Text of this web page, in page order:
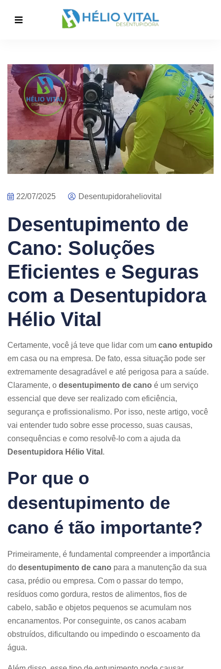
22/07/2025 Desentupidoraheliovital
Desentupimento de
Cano: Soluções
Eficientes e Seguras
com a Desentupidora
Hélio Vital
Certamente, você já teve que lidar com um cano entupido
em casa ou na empresa. De fato, essa situação pode ser
extremamente desagradável e até perigosa para a saúde.
Claramente, o desentupimento de cano é um serviço
essencial que deve ser realizado com eficiência,
segurança e profissionalismo. Por isso, neste artigo, você
vai entender tudo sobre esse processo, suas causas,
consequências e como resolvê-lo com a ajuda da
Desentupidora Hélio Vital .
Por que o
desentupimento de
cano é tão importante?
Primeiramente, é fundamental compreender a importância
do desentupimento de cano para a manutenção da sua
casa, prédio ou empresa. Com o passar do tempo,
resíduos como gordura, restos de alimentos, fios de
cabelo, sabão e objetos pequenos se acumulam nos
encanamentos. Por conseguinte, os canos acabam
obstruídos, dificultando ou impedindo o escoamento da
água.